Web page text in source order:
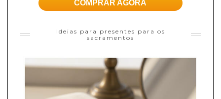
COMPRAR AGORA
Ideias para presentes para os
sacramentos